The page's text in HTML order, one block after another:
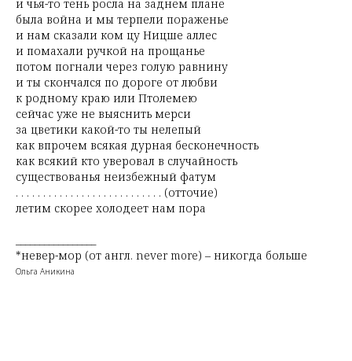
и чья-то тень росла на заднем плане
была война и мы терпели пораженье
и нам сказали ком цу Ницше аллес
и помахали ручкой на прощанье
потом погнали через голую равнину
и ты скончался по дороге от любви
к родному краю или Птолемею
сейчас уже не выяснить мерси
за цветики какой-то ты нелепый
как впрочем всякая дурная бесконечность
как всякий кто уверовал в случайность
существованья неизбежный фатум
. . . . . . . . . . . . . . . . . . . . . . . . . . . (отточие)
летим скорее холодеет нам пора
*невер-мор (от англ. never more) – никогда больше
Ольга Аникина